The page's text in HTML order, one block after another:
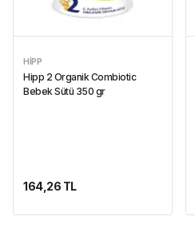
HIPP
Hipp 2 Organik Combiotic
Bebek Sütü 350 gr
164,26 TL